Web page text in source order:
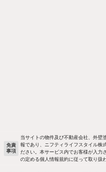
免責
事項
当サイトの物件及び不動産会社、外壁
報であり、ニフティライフスタイル株
ださい。本サービス内でお客様が入力
の定める個人情報規約に従って取り扱